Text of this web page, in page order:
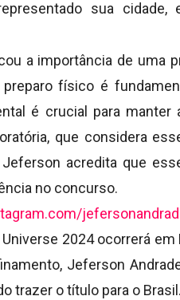
sua
a importância de uma
físico é
é crucial para
que considera
Jeferson acredita que
no concurso.
2024 ocorrerá
Jeferson
trazer o título para o Brasil.